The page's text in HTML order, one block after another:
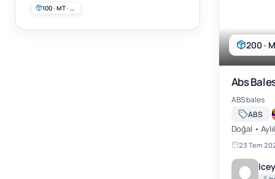
100 · MT · Aylık
200 ·
Abs
ABS bales
ABS
·
Doğal •
23 Tem